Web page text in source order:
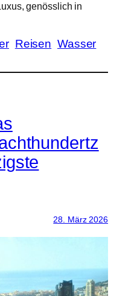
genösslich in
Reisen Wasser
28. März 2026